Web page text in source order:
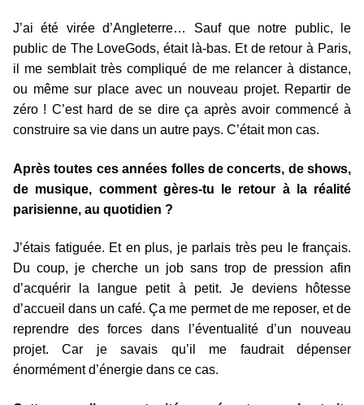
J’ai été virée d’Angleterre… Sauf que notre public, le
public de The LoveGods, était là-bas. Et de retour à Paris,
il me semblait très compliqué de me relancer à distance,
ou même sur place avec un nouveau projet. Repartir de
zéro ! C’est hard de se dire ça après avoir commencé à
construire sa vie dans un autre pays. C’était mon cas.
Après toutes ces années folles de concerts, de shows,
de musique, comment gères-tu le retour à la réalité
parisienne, au quotidien ?
J’étais fatiguée. Et en plus, je parlais très peu le français.
Du coup, je cherche un job sans trop de pression afin
d’acquérir la langue petit à petit. Je deviens hôtesse
d’accueil dans un café. Ça me permet de me reposer, et de
reprendre des forces dans l’éventualité d’un nouveau
projet. Car je savais qu’il me faudrait dépenser
énormément d’énergie dans ce cas.